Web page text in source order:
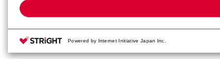
Powered by Internet Initiative Japan Inc.